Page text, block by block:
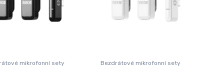
mikrofonní sety Bezdrátové mikrofonní sety